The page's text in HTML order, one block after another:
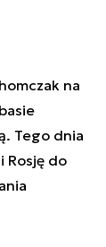
na
Tego dnia
Rosję do